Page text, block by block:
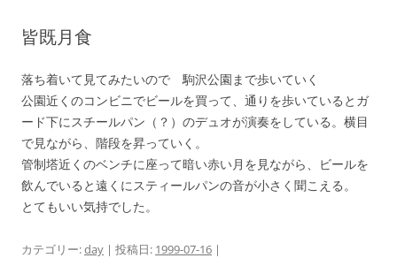
皆既月食
落ち着いて見てみたいので 駒沢公園まで歩いていく
公園近くのコンビニでビールを買って、通りを歩いているとガ
ード下にスチールパン（？）のデュオが演奏をしている。横目
で見ながら、階段を昇っていく。
管制塔近くのベンチに座って暗い赤い月を見ながら、ビールを
飲んでいると遠くにスティールパンの音が小さく聞こえる。
とてもいい気持でした。
カテゴリー:day | 投稿日: 1999-07-16 |